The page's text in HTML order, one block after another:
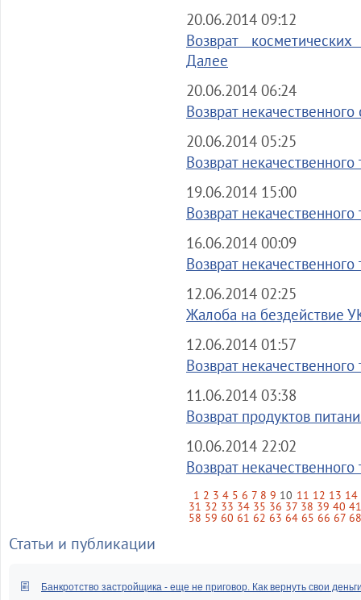
20.06.2014 09:12
Возврат
Далее
20.06.2014 06:24
Возврат
20.06.2014 05:25
Возврат
19.06.2014 15:00
Возврат
16.06.2014 00:09
Возврат
12.06.2014 02:25
Жалоба на бездействие
12.06.2014 01:57
Возврат
11.06.2014 03:38
Возврат продуктов
10.06.2014 22:02
Возврат
1 2 3 4 5 6 7 8 9 10 11 12 13 14
31 32 33 34 35 36 37 38 39 40
58 59 60 61 62 63 64 65 66 67 68
Статьи и публикации
Банкротство застройщика - еще не приговор. Как вернуть свои